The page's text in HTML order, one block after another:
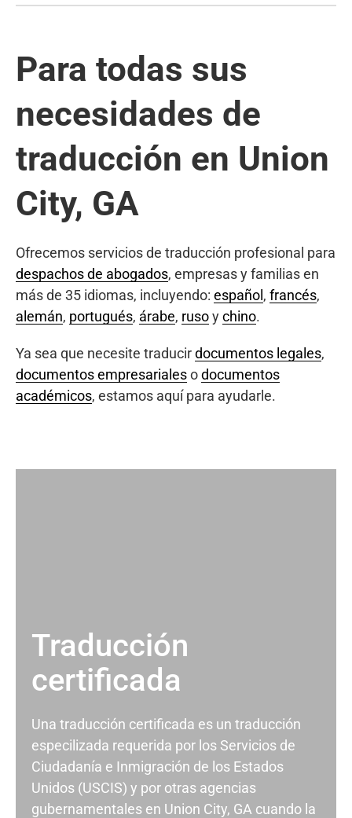
Para todas sus
necesidades de
traducción en Union
City, GA
Ofrecemos servicios de traducción profesional para
despachos de abogados, empresas y familias en
más de 35 idiomas, incluyendo: español , francés,
alemán, portugués, árabe, rusoychino.
Ya sea que necesite traducirdocumentos legales,
documentos empresarialesodocumentos
académicos, estamos aquí para ayudarle.
Traducción
certificada
Una traducción certificada es un traducción
especilizada requerida por los Servicios de
Ciudadanía e Inmigración de los Estados
Unidos (USCIS) y por otras agencias
gubernamentales en Union City, GA cuando la